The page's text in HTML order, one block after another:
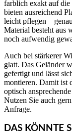
farblich exakt auf die
bieten ausreichend
leicht pflegen –
Material besteht aus
noch aufwendig
Auch bei stärkerer
glatt. Das Geländer
gefertigt und lässt
montieren. Damit ist
optisch
Nutzen Sie auch
Anfrage.
DAS KÖNNTE